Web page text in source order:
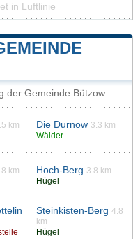
in Luftlinie
der Gemeinde Bützow
km
Die Durnow 3.3 km
Wälder
km
Hoch-Berg 3.8 km
Hügel
Steinkisten-Berg 4.8
km
Hügel